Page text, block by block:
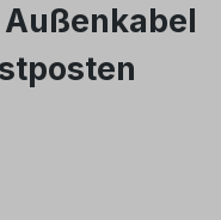
Außenkabel